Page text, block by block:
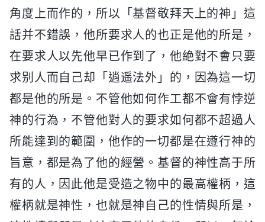
角度上而作的，所以「基督敬拜天上的神」這
話并不錯誤，他所要求人的也正是他的所是，
在要求人以先他早已作到了，他絶對不會只要
求别人而自己却「逍遥法外」的，因為這一切
都是他的所是。不管他如何作工都不會有悖逆
神的行為，不管他對人的要求如何都不超過人
所能達到的範圍，他作的一切都是在遵行神的
旨意，都是為了他的經營。基督的神性高于所
有的人，因此他是受造之物中的最高權柄，這
權柄就是神性，也就是神自己的性情與所是，